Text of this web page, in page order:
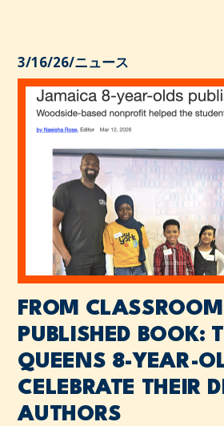
3/16/26/ニュース
FROM
PUBLISHED BOOK:
QUEENS 8-YEAR-
CELEBRATE THEIR
AUTHORS